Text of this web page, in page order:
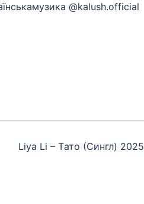
@kalush.official
Liya Li – Tато (Сингл) 2025